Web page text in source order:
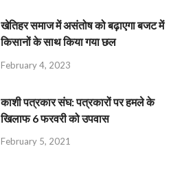
खेतिहर समाज में असंतोष को बढ़ाएगा बजट में
किसानों के साथ किया गया छल
February 4, 2023
काशी पत्रकार संघ: पत्रकारों पर हमले के
खिलाफ 6 फरवरी को उपवास
February 5, 2021